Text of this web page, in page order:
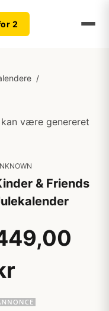
2
/
være genereret
& Friends